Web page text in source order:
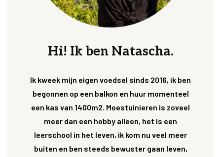
Hi! Ik ben Natascha.
Ik kweek mijn eigen voedsel sinds 2016, ik ben
begonnen op een balkon en huur momenteel
een kas van 1400m2. Moestuinieren is zoveel
meer dan een hobby alleen, het is een
leerschool in het leven, ik kom nu veel meer
buiten en ben steeds bewuster gaan leven,